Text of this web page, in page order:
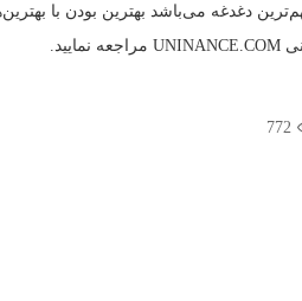
دغدغه می‌باشد بهترین بودن با
UNINANCE.COM مراجعه نمایید.
772